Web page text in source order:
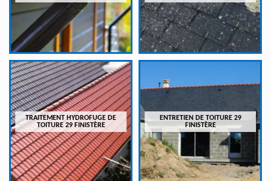
TRAITEMENT HYDROFUGE DE
TOITURE 29 FINISTÈRE
ENTRETIEN DE TOITURE 29
FINISTÈRE